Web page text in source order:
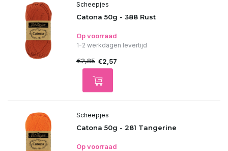
Scheepjes
Catona 50g - 388 Rust
Op voorraad
1-2 werkdagen levertijd
€2,85 €2,57
Scheepjes
Catona 50g - 281 Tangerine
Op voorraad